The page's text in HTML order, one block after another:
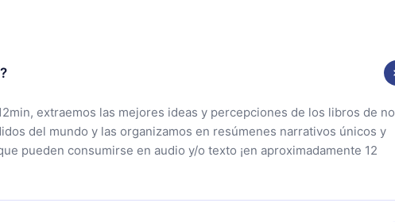
extraemos las mejores ideas y percepciones de los libros de no
del mundo y las organizamos en resúmenes narrativos únicos y
pueden consumirse en audio y/o texto ¡en aproximadamente 12